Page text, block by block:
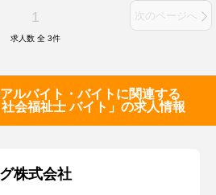
1 次のページへ
求人数 全 3件
ルバイト・バイトに関連する
社会福祉士 バイト」の求人情報
株式会社